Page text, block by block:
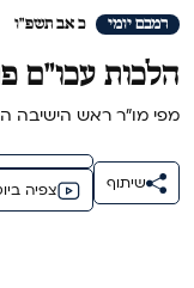
כ אב תשפ"ו רמבם יומי
הלכות עכו"ם
מפי מו"ר ראש הישיבה
צפיה שיתוף